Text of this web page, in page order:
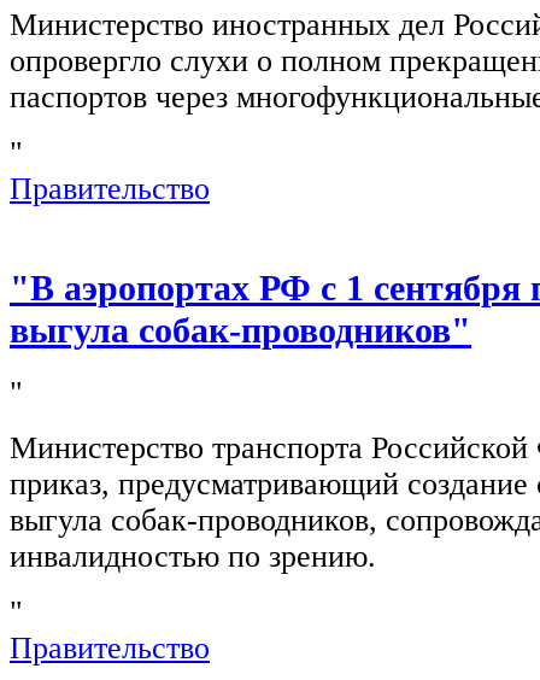
Министерство иностранных дел
опровергло слухи о полном
паспортов через
"
Правительство
"В аэропортах РФ с 1 сентября
выгула собак-проводников"
"
Министерство транспорта
приказ, предусматривающий создание
выгула собак-проводников,
инвалидностью по зрению.
"
Правительство